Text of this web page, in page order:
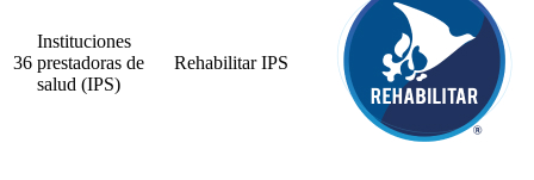
36
Instituciones
prestadoras de
salud (IPS)
Rehabilitar IPS